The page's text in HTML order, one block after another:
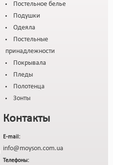
Постельное белье
Подушки
Одеяла
Постельные
принадлежности
Покрывала
Пледы
Полотенца
Зонты
Контакты
E-mail:
info@moyson.com.ua
Телефоны: